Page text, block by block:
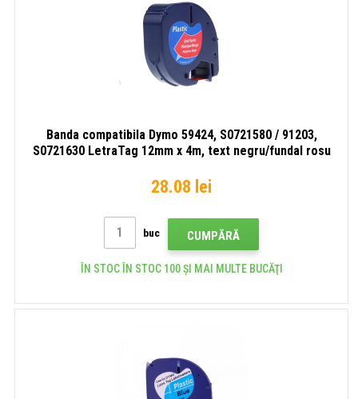
Banda compatibila Dymo 59424, S0721580 / 91203,
S0721630 LetraTag 12mm x 4m, text negru/fundal rosu
28.08 lei
buc CUMPĂRĂ
ÎN STOC ÎN STOC 100 ȘI MAI MULTE BUCĂŢI